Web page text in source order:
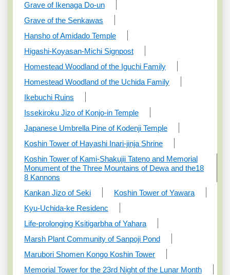
Grave of Ikenaga Do-un
Grave of the Senkawas
Hansho of Amidado Temple
Higashi-Koyasan-Michi Signpost
Homestead Woodland of the Iguchi Family
Homestead Woodland of the Uchida Family
Ikebuchi Ruins
Issekiroku Jizo of Konjo-in Temple
Japanese Umbrella Pine of Kodenji Temple
Koshin Tower of Hayashi Inari-jinja Shrine
Koshin Tower of Kami-Shakujii Tateno and Memorial
Monument of the Three Mountains of Dewa and the18
8 Kannons
Kankan Jizo of Seki
Koshin Tower of Yawara
Kyu-Uchida-ke Residenc
Life-prolonging Ksitigarbha of Yahara
Marsh Plant Community of Sanpoji Pond
Marubori Shomen Kongo Koshin Tower
Memorial Tower for the 23rd Night of the Lunar Month